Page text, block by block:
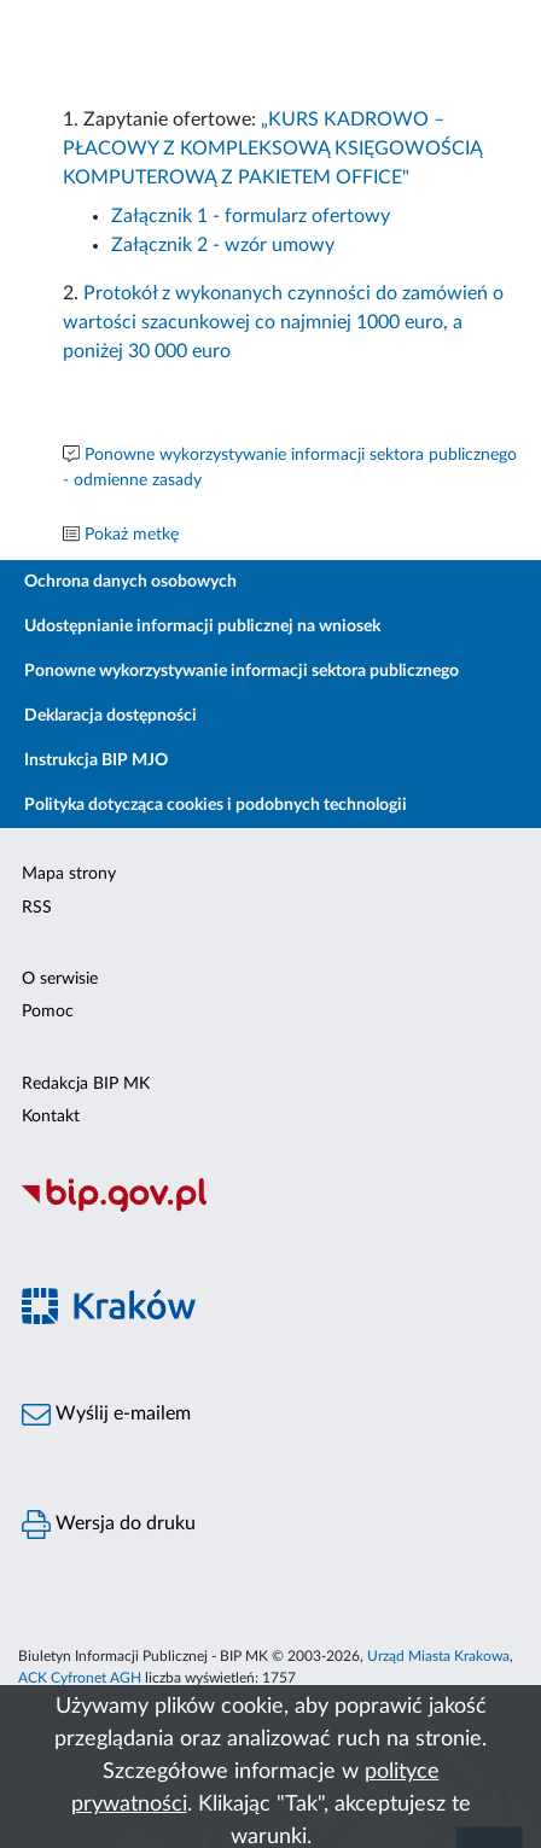
Używamy plików cookie, aby poprawić jakość
przeglądania oraz analizować ruch na stronie.
Szczegółowe informacje w polityce
prywatności. Klikając "Tak", akceptujesz te
warunki.
1. Zapytanie ofertowe: „KURS KADROWO –
PŁACOWY Z KOMPLEKSOWĄ KSIĘGOWOŚCIĄ
KOMPUTEROWĄ Z PAKIETEM OFFICE"
Załącznik 1 - formularz ofertowy
Załącznik 2 - wzór umowy
2. Protokół z wykonanych czynności do zamówień o
wartości szacunkowej co najmniej 1000 euro, a
poniżej 30 000 euro
Ponowne wykorzystywanie informacji sektora publicznego
- odmienne zasady
Pokaż metkę
Ochrona danych osobowych
Udostępnianie informacji publicznej na wniosek
Ponowne wykorzystywanie informacji sektora publicznego
Deklaracja dostępności
Instrukcja BIP MJO
Polityka dotycząca cookies i podobnych technologii
Mapa strony
RSS
O serwisie
Pomoc
Redakcja BIP MK
Kontakt
Wyślij e-mailem
Wersja do druku
Biuletyn Informacji Publicznej - BIP MK © 2003-2026, Urząd Miasta Krakowa,
ACK Cyfronet AGH
liczba wyświetleń: 1757